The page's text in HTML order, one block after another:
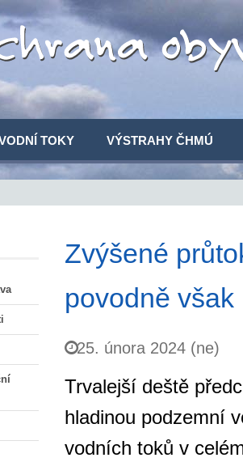
TOKY VÝSTRAHY ČHMÚ
Zvýšené
povodně však
25. února 2024 (ne)
Trvalejší deště
hladinou podzemní
vodních toků v